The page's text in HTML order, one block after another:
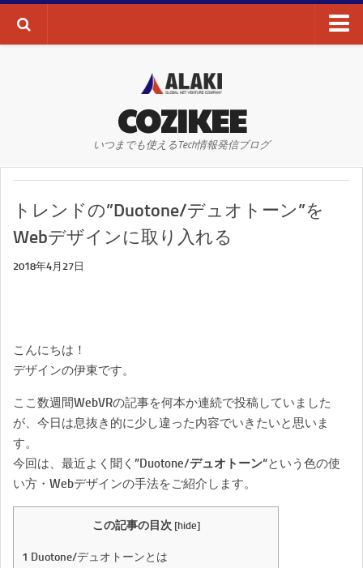
AI・ディープラーニング
WEBサイト
WEBマーケティング
SEO
SNS
COZIKEE
いつまでも使えるTech情報発信ブログ
トレンドの”Duotone/デュオトーン”を
Webデザインに取り入れる
2018年4月27日
こんにちは！
デザインの伊東です。
ここ数週間WebVRの記事を何本か連続で投稿していました
が、今日は息抜き的に少し違った内容でいきたいと思いま
す。
今回は、最近よく聞く”Duotone/デュオトーン“という色の使
い方・Webデザインの手法をご紹介します。
この記事の目次 [hide]
1 Duotone/デュオトーンとは